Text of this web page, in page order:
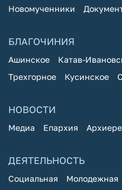
Новомученники
БЛАГОЧИНИЯ
Ашинское Катав-
Трехгорное
Кусинское
НОВОСТИ
Медиа Епархия
ДЕЯТЕЛЬНОСТЬ
Социальная Молодежная